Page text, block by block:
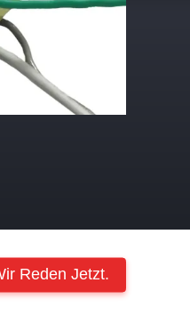
Reden Jetzt.